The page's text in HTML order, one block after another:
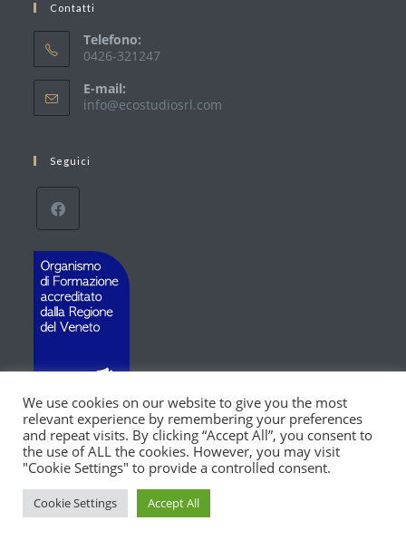
Contatti
Telefono:
0426-321247
E-mail:
info@ecostudiosrl.com
Seguici
HOME I NOSTRI SERVIZI
CALENDARIO CORSI
© COPYRIGHT - 2026 ECO STUDIO S.R.L. - P.IVA 01153620297
We use cookies on our website to give you the most
relevant experience by remembering your preferences
and repeat visits. By clicking “Accept All”, you consent to
the use of ALL the cookies. However, you may visit
"Cookie Settings" to provide a controlled consent.
Cookie Settings Accept All